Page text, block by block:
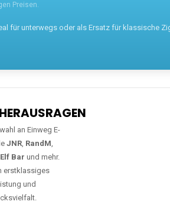
Preisen.
für unterwegs oder als Ersatz für klassische
an Einweg E-
JNR, RandM,
Elf Bar und mehr.
erstklassiges
und